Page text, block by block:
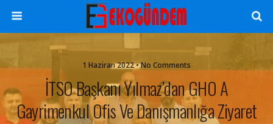
1 Haziran 2022 • No Comments
İTSO Başkanı Yılmaz’dan GHO A
Gayrimenkul Ofis Ve Danışmanlığa Ziyaret